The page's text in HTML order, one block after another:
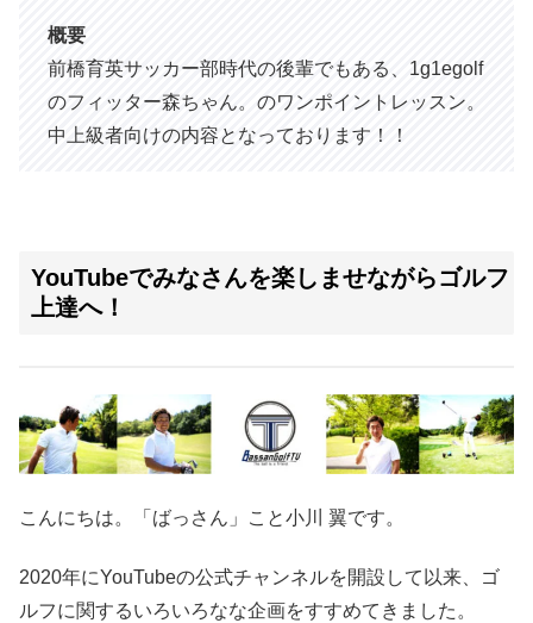
概要
前橋育英サッカー部時代の後輩でもある、1g1egolf
のフィッター森ちゃん。のワンポイントレッスン。
中上級者向けの内容となっております！！
YouTubeでみなさんを楽しませながらゴルフ
上達へ！
こんにちは。「ばっさん」こと小川 翼です。
2020年にYouTubeの公式チャンネルを開設して以来、ゴ
ルフに関するいろいろなな企画をすすめてきました。